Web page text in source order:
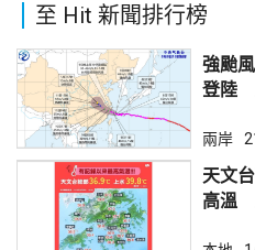
至 Hit 新聞排行榜
強颱
登陸
兩岸
天文
高溫